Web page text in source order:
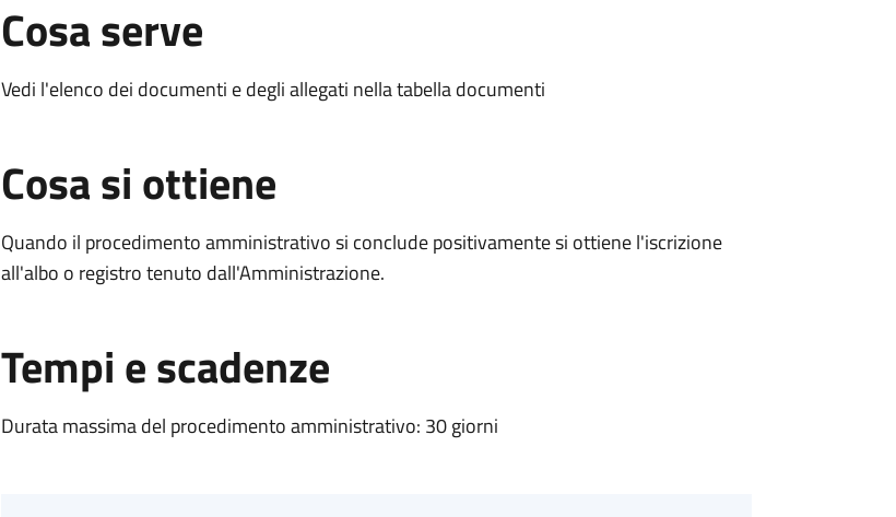
Cosa serve
Vedi l'elenco dei documenti e degli allegati nella tabella documenti
Cosa si ottiene
Quando il procedimento amministrativo si conclude positivamente si ottiene l'iscrizione
all'albo o registro tenuto dall'Amministrazione.
Tempi e scadenze
Durata massima del procedimento amministrativo: 30 giorni